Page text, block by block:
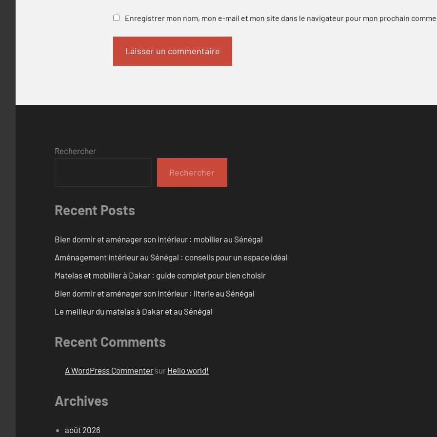
Enregistrer mon nom, mon e-mail et mon site dans le navigateur pour mon prochain
Rechercher
Rechercher
Recent Posts
Bien dormir et aménager son intérieur : mobilier au Sénégal
Aménagement intérieur au Sénégal : conseils pour un espace idéal
Matelas et mobilier à Dakar : guide complet pour bien choisir
Bien dormir et aménager son intérieur : literie au Sénégal
Le meilleur du matelas à Dakar et au Sénégal
Recent Comments
A WordPress Commenter sur Hello world!
Archives
août 2026